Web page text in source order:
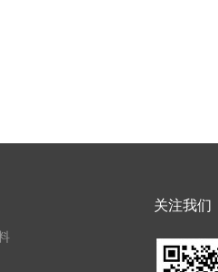
关注我们